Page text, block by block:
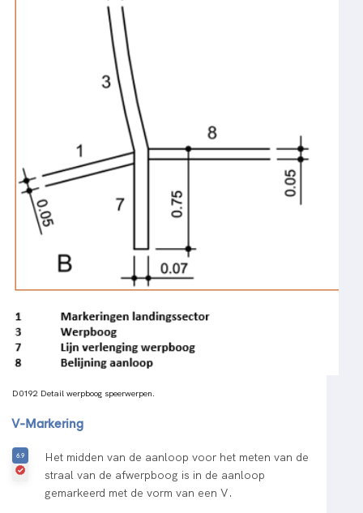
D0192 Detail werpboog speerwerpen.
V-Markering
Het midden van de aanloop voor het meten van de
straal van de afwerpboog is in de aanloop
gemarkeerd met de vorm van een V.